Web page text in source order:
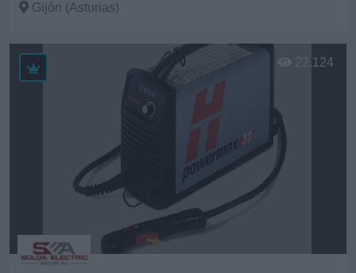
Gijón (Asturias)
22.124